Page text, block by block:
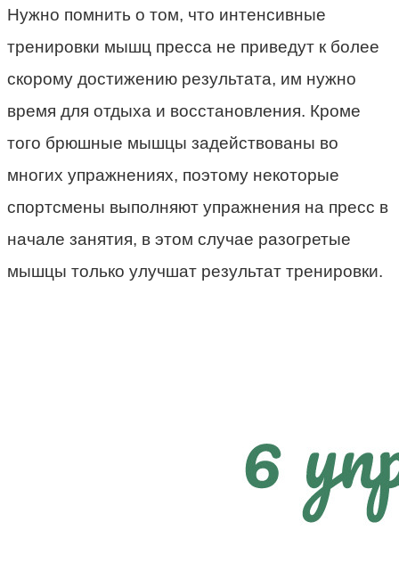
Нужно помнить о том, что интенсивные
тренировки мышц пресса не приведут к более
скорому достижению результата, им нужно
время для отдыха и восстановления. Кроме
того брюшные мышцы задействованы во
многих упражнениях, поэтому некоторые
спортсмены выполняют упражнения на пресс в
начале занятия, в этом случае разогретые
мышцы только улучшат результат тренировки.